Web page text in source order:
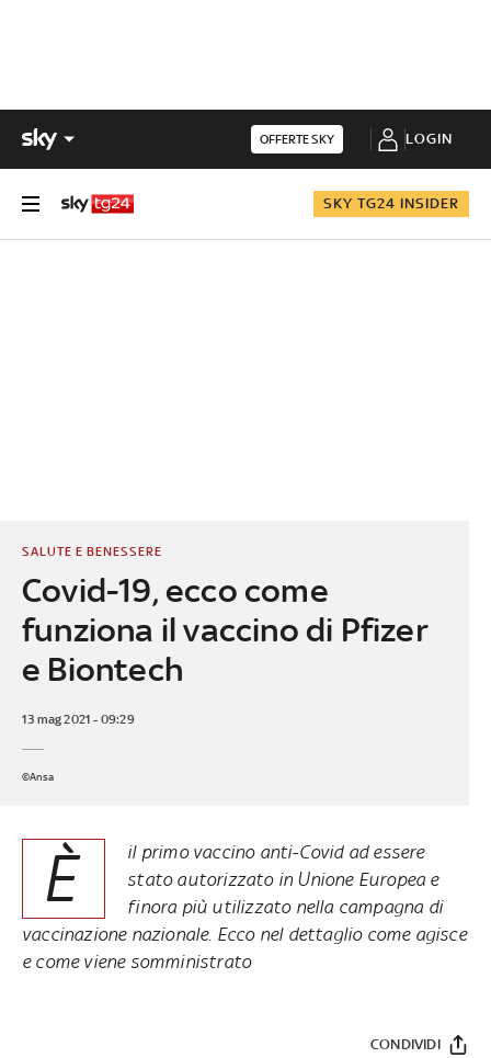
OFFERTE SKY LOGIN
SKY TG24 INSIDER
Covid-19, ecco come
funziona il vaccino di Pfizer
e Biontech
SALUTE E BENESSERE
13 mag 2021 - 09:29
©Ansa
È
il primo vaccino anti-Covid ad essere
stato autorizzato in Unione Europea e
finora più utilizzato nella campagna di
vaccinazione nazionale. Ecco nel dettaglio come agisce
e come viene somministrato
CONDIVIDI